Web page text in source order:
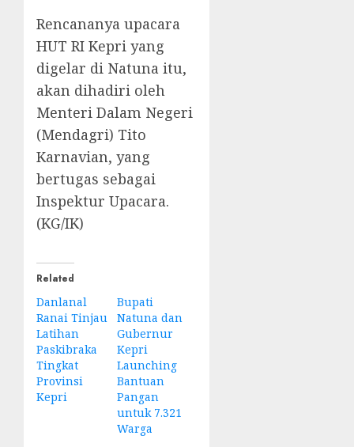
Rencananya upacara
HUT RI Kepri yang
digelar di Natuna itu,
akan dihadiri oleh
Menteri Dalam Negeri
(Mendagri) Tito
Karnavian, yang
bertugas sebagai
Inspektur Upacara.
(KG/IK)
Related
Danlanal
Ranai Tinjau
Latihan
Paskibraka
Tingkat
Provinsi
Kepri
Bupati
Natuna dan
Gubernur
Kepri
Launching
Bantuan
Pangan
untuk 7.321
Warga